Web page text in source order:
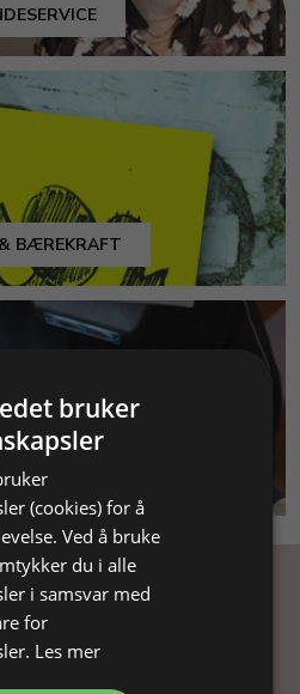
BÆREKRAFT
bruker
(cookies) for å
Ved å bruke
du i alle
i samsvar med
for
Les mer